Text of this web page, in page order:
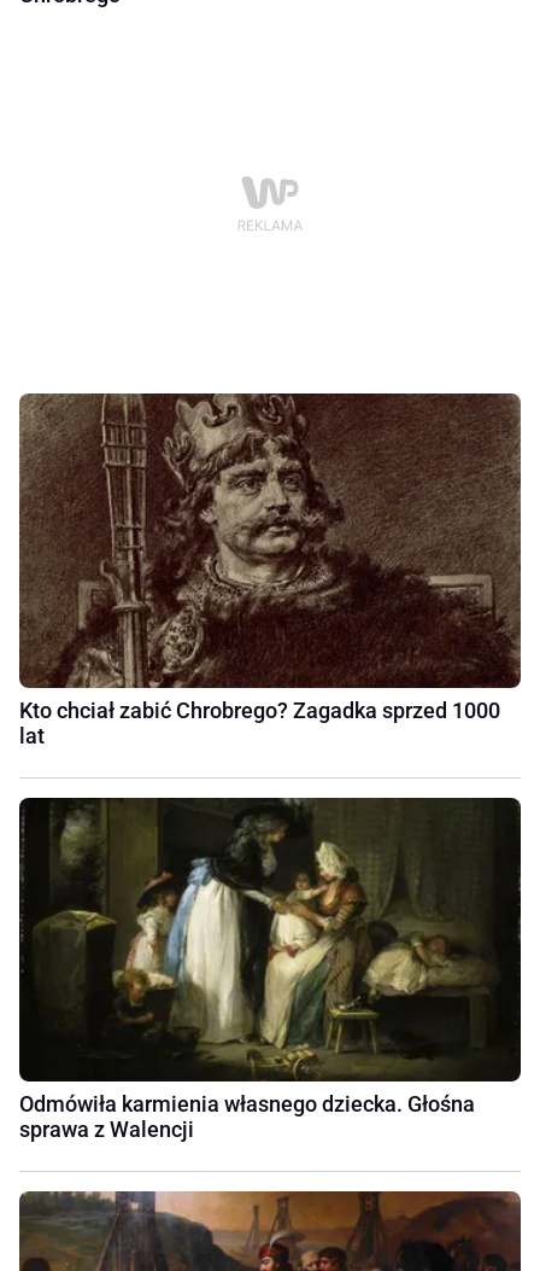
Kto chciał zabić Chrobrego? Zagadka sprzed 1000
lat
Odmówiła karmienia własnego dziecka. Głośna
sprawa z Walencji